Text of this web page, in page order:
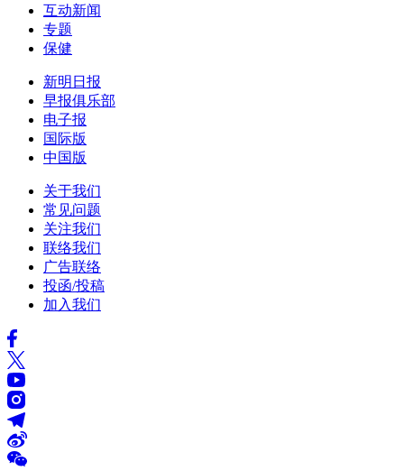
互动新闻
专题
保健
新明日报
早报俱乐部
电子报
国际版
中国版
关于我们
常见问题
关注我们
联络我们
广告联络
投函/投稿
加入我们